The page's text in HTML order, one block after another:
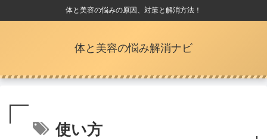
体と美容の悩みの原因、対策と解消方法！
体と美容の悩み解消ナビ
使い方